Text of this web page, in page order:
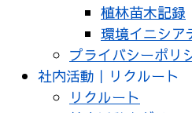
植林苗木記録
環境イニシア
プライバシーポリ
社内活動｜リクルート
リクルート